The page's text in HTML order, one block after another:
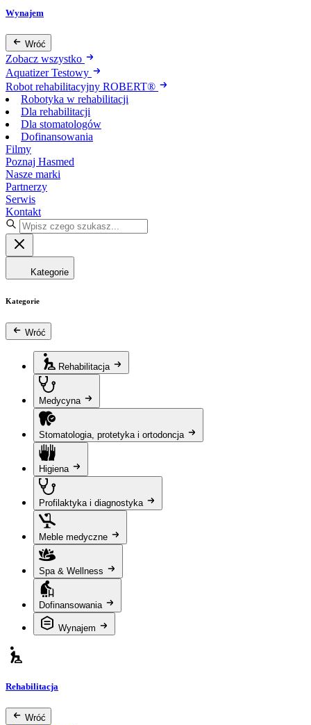
Wynajem
Wróć
Zobacz wszystko
Aquatizer Testowy
Robot rehabilitacyjny ROBERT®
Robotyka w rehabilitacji
Dla rehabilitacji
Dla stomatologów
Dofinansowania
Filmy
Poznaj Hasmed
Nasze marki
Partnerzy
Serwis
Kontakt
Kategorie
Kategorie
Wróć
Rehabilitacja
Medycyna
Stomatologia, protetyka i ortodoncja
Higiena
Profilaktyka i diagnostyka
Meble medyczne
Spa & Wellness
Dofinansowania
Wynajem
Rehabilitacja
Wróć